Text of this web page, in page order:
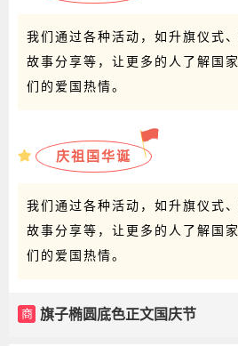
我们通过各种活动，如升旗仪式
故事分享等，让更多的人了解国
们的爱国热情。
庆祖国华诞
我们通过各种活动，如升旗仪式
故事分享等，让更多的人了解国
们的爱国热情。
商 旗子椭圆底色正文国庆节